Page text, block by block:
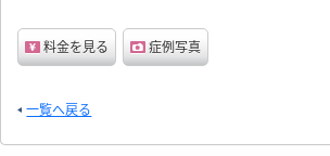
料金を見る 症例写真
一覧へ戻る